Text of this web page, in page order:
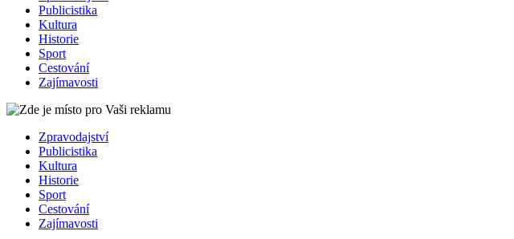
Publicistika
Kultura
Historie
Sport
Cestování
Zajímavosti
Zpravodajství
Publicistika
Kultura
Historie
Sport
Cestování
Zajímavosti